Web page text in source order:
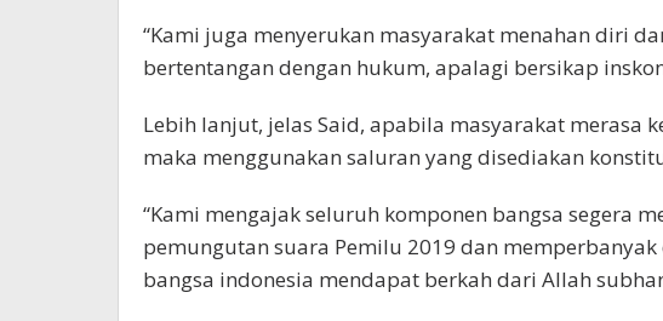
“Kami juga menyerukan masyarakat menahan diri
bertentangan dengan hukum, apalagi bersikap
Lebih lanjut, jelas Said, apabila masyarakat merasa
maka menggunakan saluran yang disediakan
“Kami mengajak seluruh komponen bangsa segera
pemungutan suara Pemilu 2019 dan
bangsa indonesia mendapat berkah dari Allah